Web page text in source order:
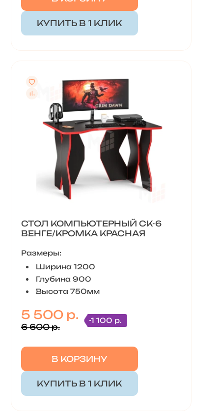
КУПИТЬ В 1 КЛИК
СТОЛ КОМПЬЮТЕРНЫЙ СК-6
ВЕНГЕ/КРОМКА КРАСНАЯ
Размеры:
Ширина 1200
Глубина 900
Высота 750мм
5 500 р.
6 600 р.
-1 100 р.
В КОРЗИНУ
КУПИТЬ В 1 КЛИК